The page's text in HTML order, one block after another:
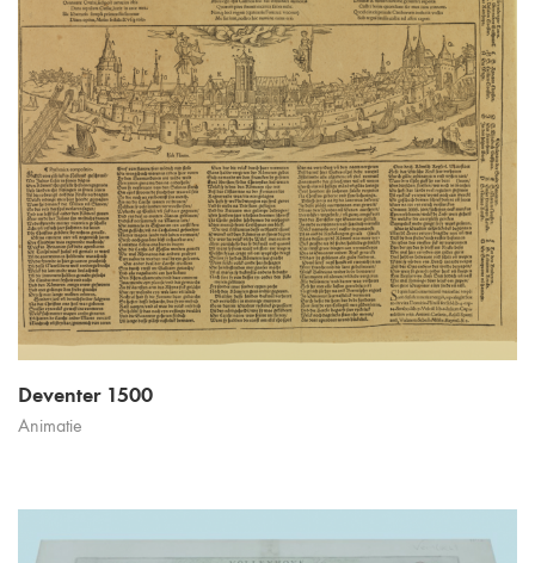
Deventer 1500
Animatie